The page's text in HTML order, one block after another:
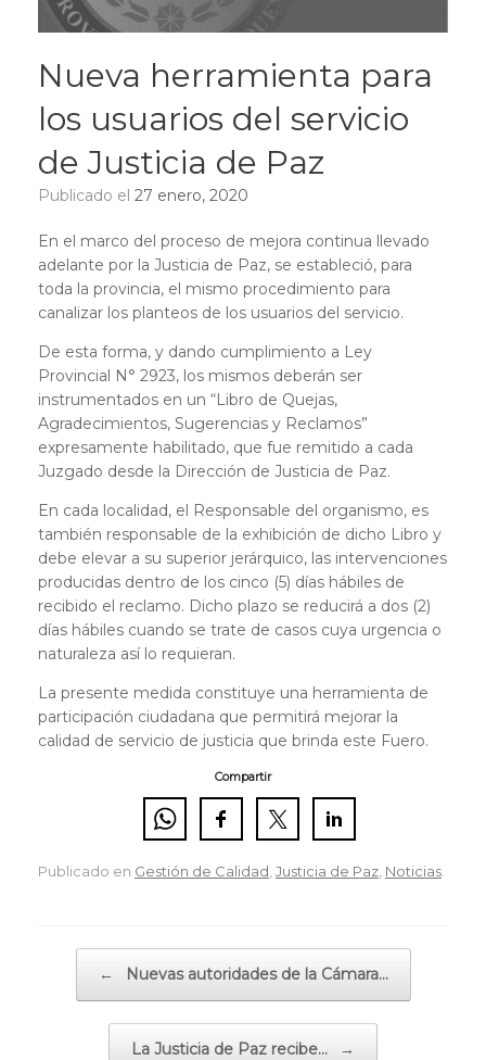
Nueva herramienta para
los usuarios del servicio
de Justicia de Paz
Publicado el 27 enero, 2020
En el marco del proceso de mejora continua llevado
adelante por la Justicia de Paz, se estableció, para
toda la provincia, el mismo procedimiento para
canalizar los planteos de los usuarios del servicio.
De esta forma, y dando cumplimiento a Ley
Provincial N° 2923, los mismos deberán ser
instrumentados en un “Libro de Quejas,
Agradecimientos, Sugerencias y Reclamos”
expresamente habilitado, que fue remitido a cada
Juzgado desde la Dirección de Justicia de Paz.
En cada localidad, el Responsable del organismo, es
también responsable de la exhibición de dicho Libro y
debe elevar a su superior jerárquico, las intervenciones
producidas dentro de los cinco (5) días hábiles de
recibido el reclamo. Dicho plazo se reducirá a dos (2)
días hábiles cuando se trate de casos cuya urgencia o
naturaleza así lo requieran.
La presente medida constituye una herramienta de
participación ciudadana que permitirá mejorar la
calidad de servicio de justicia que brinda este Fuero.
Compartir
Publicado en Gestión de Calidad Justicia de Paz Noticias
← Nuevas autoridades de la Cámara…
La Justicia de Paz recibe… →